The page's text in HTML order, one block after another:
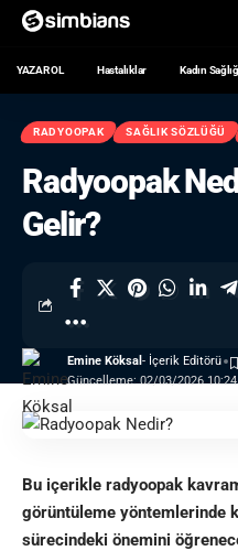
YAZAR OL Hastalıklar Kadın
RADYOOPAK SAĞLIK SÖZLÜĞÜ
Radyoopak
Gelir?
Güncelleme: 02/03/2026 10:24
Emine Köksal - İçerik Editörü
Bu içerikle radyoopak
görüntüleme yöntemlerinde
sürecindeki önemini